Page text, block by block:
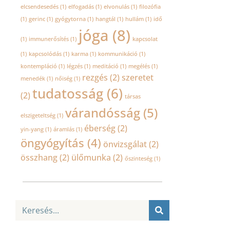
elcsendesedés (1) elfogadás (1) elvonulás (1) filozófia
(1) gerinc (1) gyógytorna (1) hangtál (1) hullám (1) idő
(1) immunerősítés (1) jóga (8) kapcsolat
(1) kapcsolódás (1) karma (1) kommunikáció (1)
kontempláció (1) légzés (1) meditáció (1) megélés (1)
menedék (1) nőiség (1) rezgés (2)szeretet
(2)tudatosság (6) társas
elszigeteltség (1) várandósság (5)
yin-yang (1) áramlás (1) éberség(2)
öngyógyítás (4) önvizsgálat(2)
összhang(2) ülőmunka (2) őszinteség (1)